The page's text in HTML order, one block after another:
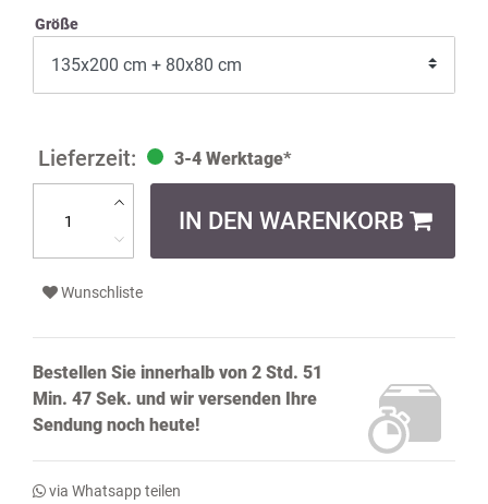
Größe
3-4 Werktage*
IN DEN WARENKORB
Wunschliste
Bestellen Sie innerhalb von 2 Std. 51
Min. 46 Sek. und wir versenden Ihre
Sendung noch heute!
via Whatsapp teilen